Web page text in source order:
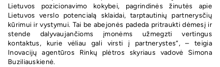
Lietuvos pozicionavimo kokybei, pagrindinės žinutės apie
Lietuvos verslo potencialą sklaidai, tarptautinių partnerysčių
kūrimui ir vystymui. Tai be abejonės padeda pritraukti dėmesį ir
stende dalyvaujančioms įmonėms užmegzti vertingus
kontaktus, kurie vėliau gali virsti į partnerystes“, – teigia
Inovacijų agentūros Rinkų plėtros skyriaus vadovė Simona
Buziliauskienė.